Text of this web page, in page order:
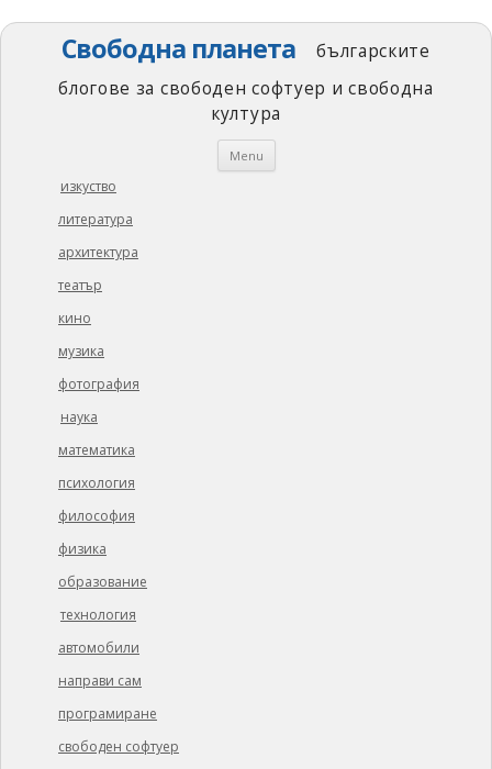
Свободна планета
българските
блогове за свободен софтуер и свободна
култура
Menu Skip
изкуство
литература
архитектура
театър
кино
музика
фотография
наука
математика
психология
философия
физика
образование
технология
автомобили
направи сам
програмиране
свободен софтуер